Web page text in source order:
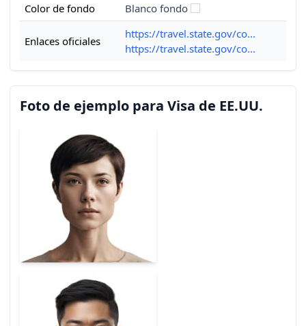
Color de fondo
Blanco fondo
Enlaces oficiales
https://travel.state.gov/co...
https://travel.state.gov/co...
Foto de ejemplo para Visa de EE.UU.